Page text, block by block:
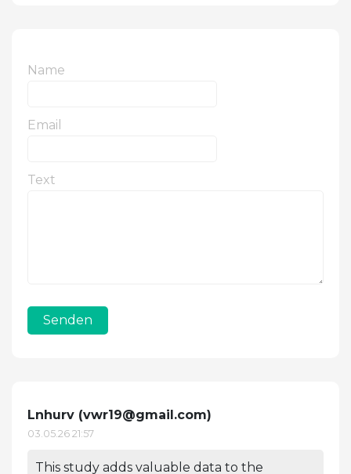
Name
Email
Text
Senden
Lnhurv (vwr19@gmail.com)
03.05.26 21:57
This study adds valuable data to the